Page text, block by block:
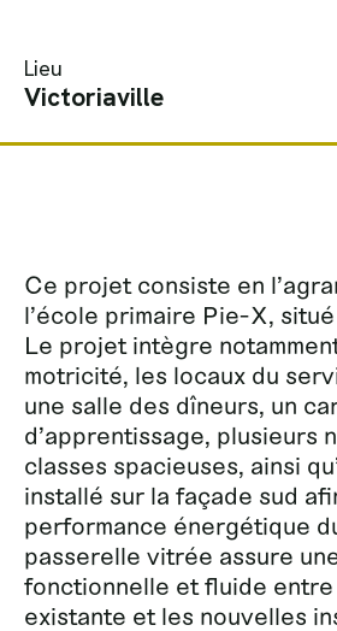
Lieu
Victoriaville
Ce projet consiste en
l’école primaire Pie-X,
Le projet intègre
motricité, les locaux du
une salle des dîneurs, un
d’apprentissage, plusieurs
classes spacieuses, ainsi
installé sur la façade sud
performance énergétique
passerelle vitrée assure
fonctionnelle et fluide entre
existante et les nouvelles